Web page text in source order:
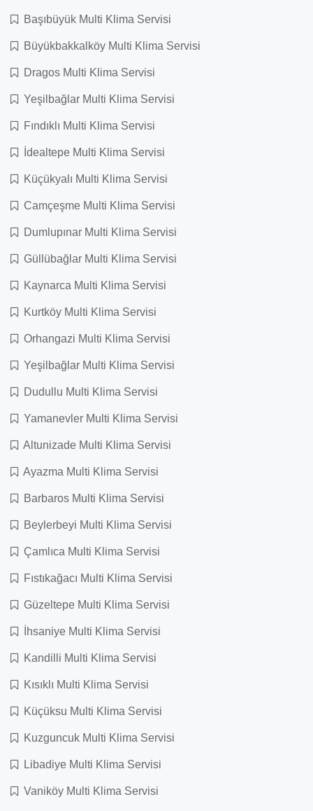
Başıbüyük Multi Klima Servisi
Büyükbakkalköy Multi Klima Servisi
Dragos Multi Klima Servisi
Yeşilbağlar Multi Klima Servisi
Fındıklı Multi Klima Servisi
İdealtepe Multi Klima Servisi
Küçükyalı Multi Klima Servisi
Camçeşme Multi Klima Servisi
Dumlupınar Multi Klima Servisi
Güllübağlar Multi Klima Servisi
Kaynarca Multi Klima Servisi
Kurtköy Multi Klima Servisi
Orhangazi Multi Klima Servisi
Yeşilbağlar Multi Klima Servisi
Dudullu Multi Klima Servisi
Yamanevler Multi Klima Servisi
Altunizade Multi Klima Servisi
Ayazma Multi Klima Servisi
Barbaros Multi Klima Servisi
Beylerbeyi Multi Klima Servisi
Çamlıca Multi Klima Servisi
Fıstıkağacı Multi Klima Servisi
Güzeltepe Multi Klima Servisi
İhsaniye Multi Klima Servisi
Kandilli Multi Klima Servisi
Kısıklı Multi Klima Servisi
Küçüksu Multi Klima Servisi
Kuzguncuk Multi Klima Servisi
Libadiye Multi Klima Servisi
Vaniköy Multi Klima Servisi